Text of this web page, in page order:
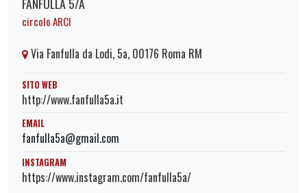
circolo ARCI
Via Fanfulla da Lodi, 5a, 00176 Roma RM
SITO WEB
http://www.fanfulla5a.it
EMAIL
fanfulla5a@gmail.com
INSTAGRAM
https://www.instagram.com/fanfulla5a/